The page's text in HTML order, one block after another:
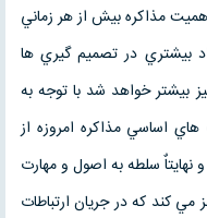
مذاكره بيش از هر زماني
بيشتري در تصميم گيري ها
بيشتر خواهد شد با توجه به
هاي اساسي مذاكره امروزه از
سلطه به اصول و مهارت
مي كند كه در جريان ارتباطات